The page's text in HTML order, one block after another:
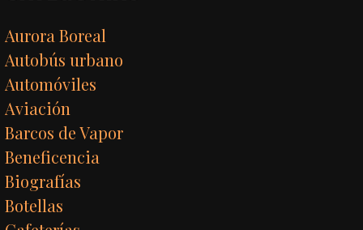
Aurora Boreal
Autobús urbano
Automóviles
Aviación
Barcos de Vapor
Beneficencia
Biografías
Botellas